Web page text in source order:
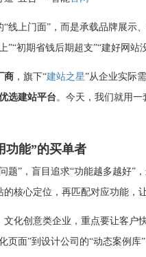
“线上门面”，而是承载品牌展示
初期省钱后期超支”“建好网站
商 ，旗下“建站之星”从企业实际
选建站平台。今天，我们就用一
功能”的买单者
题”，盲目追求“功能越多越好”
核心定位，再匹配对应功能，
化创意类企业，重点要让客户
页面”到设计公司的“动态案例